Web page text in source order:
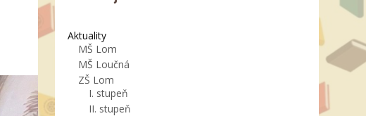
Aktuality
MŠ Lom
MŠ Loučná
ZŠ Lom
I. stupeň
II. stupeň